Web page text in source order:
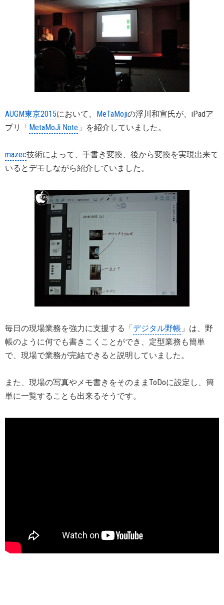
AUGM東京2015において、 MeTaMojiの浮川和宣氏が、iPadア
プリ「MetaMoJi Note 」を紹介していました。
mazec技術によって、手書き変換、後から変換を実現出来て
いるとデモしながら紹介していました。
毎日の現場業務を強力に支援する「デジタル野帳 」は、野
帳のように何でも書きこくことができ、定型業務も簡単
で、現場で業務が完結できると説明していました。
また、現場の写真やメモ書きをそのままToDoに設定し、簡
単に一覧することも出来るそうです。